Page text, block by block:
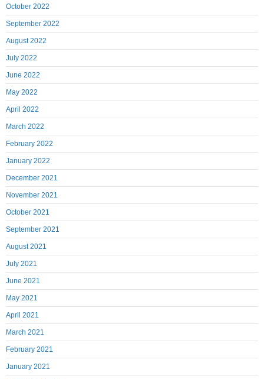
October 2022
September 2022
August 2022
July 2022
June 2022
May 2022
April 2022
March 2022
February 2022
January 2022
December 2021
November 2021
October 2021
September 2021
August 2021
July 2021
June 2021
May 2021
April 2021
March 2021
February 2021
January 2021